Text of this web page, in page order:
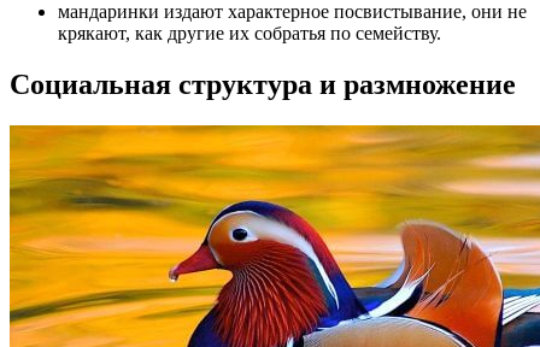
мандаринки издают характерное посвистывание, они не
крякают, как другие их собратья по семейству.
Социальная структура и размножение